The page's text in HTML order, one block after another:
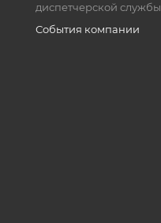
диспетчерской службы
События компании